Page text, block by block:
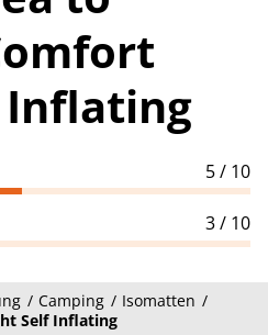
Inflating
5 / 10
3 / 10
Camping
Isomatten
Self Inflating